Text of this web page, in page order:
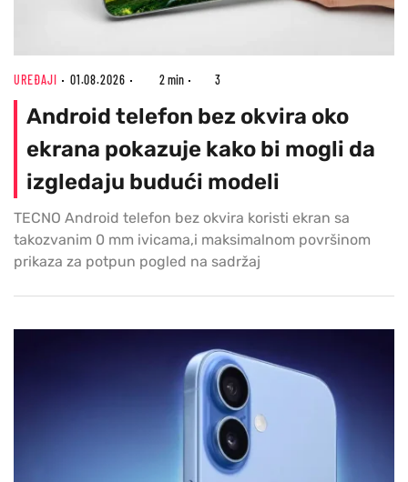
UREĐAJI 01.08.2026 2 min 3
Android telefon bez okvira oko
ekrana pokazuje kako bi mogli da
izgledaju budući modeli
TECNO Android telefon bez okvira koristi ekran sa
takozvanim 0 mm ivicama,i maksimalnom površinom
prikaza za potpun pogled na sadržaj